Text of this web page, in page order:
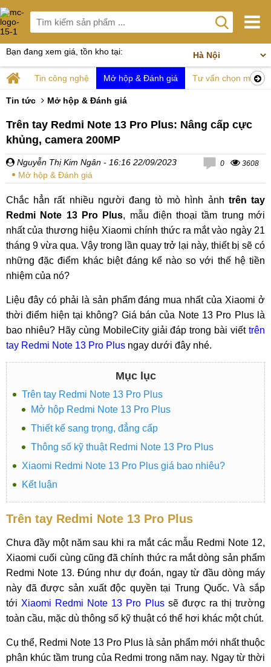
Bạn đang xem giá, tồn kho tại:
Tin công nghệ Mở hộp & Đánh giá Tư vấn chọn mua
Tin tức Mở hộp & Đánh giá
Trên tay Redmi Note 13 Pro Plus: Nâng cấp cực
khủng, camera 200MP
Nguyễn Thị Kim Ngân - 16:16 22/09/2023
Mở hộp & Đánh giá
0 3608
Chắc hẳn rất nhiều người đang tò mò hình ảnh trên tay
Redmi Note 13 Pro Plus, mẫu điện thoại tầm trung mới
nhất của thương hiệu Xiaomi chính thức ra mắt vào ngày 21
tháng 9 vừa qua. Vậy trong lần quay trở lại này, thiết bị sẽ có
những đặc điểm khác biệt đáng kể nào so với thế hệ tiền
nhiệm của nó?
Liệu đây có phải là sản phẩm đáng mua nhất của Xiaomi ở
thời điểm hiện tại không? Giá bán của Note 13 Pro Plus là
bao nhiêu? Hãy cùng MobileCity giải đáp trong bài viết trên
tay Redmi Note 13 Pro Plus ngay dưới đây nhé.
Mục lục
Trên tay Redmi Note 13 Pro Plus
Mở hộp Redmi Note 13 Pro Plus
Thiết kế sang trọng, đẳng cấp
Thông số kỹ thuật Redmi Note 13 Pro Plus
Xiaomi Redmi Note 13 Pro Plus giá bao nhiêu?
Kết luận
Trên tay Redmi Note 13 Pro Plus
Chưa đầy một năm sau khi ra mắt các mẫu Redmi Note 12,
Xiaomi cuối cùng cũng đã chính thức ra mắt dòng sản phẩm
Redmi Note 13. Đúng như dự đoán, ngay từ đầu dòng máy
này đã được sản xuất độc quyền tại Trung Quốc. Và sắp
tới Xiaomi Redmi Note 13 Pro Plussẽ được ra thị trường
toàn cầu, mặc dù thông số kỹ thuật có thể hơi khác một chút.
Cụ thể, Redmi Note 13 Pro Plus là sản phẩm mới nhất thuộc
phân khúc tầm trung của Redmi trong năm nay. Ngay từ thời